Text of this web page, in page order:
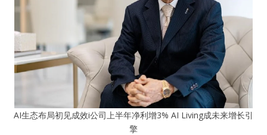
AI生态布局初见成效i公司上半年净利增3% AI Living成未来增长引
擎